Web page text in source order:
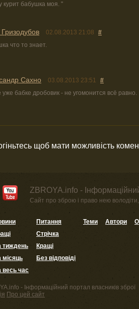
курит бабушка моя. "
02.08.2013 21:08 #
что то знает.
Сахно 03.08.2013 23:51 #
уже бабке дробовик - не угомонится всё равно.
щоб мати можливість
ZBROYA.info -
Сайт про зброю і право нею володіти,
тиждень
місяць
весь час
Питання
Стрічка
Кращі
Без відповіді
Теми Автори
- Інформаційний портал власників зброї
Про цей сайт